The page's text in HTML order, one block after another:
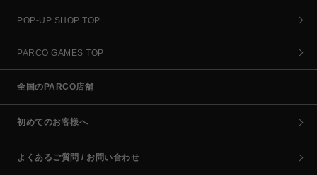
POP-UP SHOP TOP
PARCO GAMES TOP
全国のPARCO店舗
初めてのお客様へ
よくあるご質問 / お問い合わせ